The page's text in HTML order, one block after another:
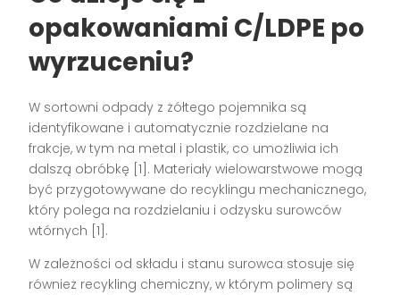
opakowaniami C/LDPE po
wyrzuceniu?
W sortowni odpady z żółtego pojemnika są
identyfikowane i automatycznie rozdzielane na
frakcje, w tym na metal i plastik, co umożliwia ich
dalszą obróbkę [1]. Materiały wielowarstwowe mogą
być przygotowywane do recyklingu mechanicznego,
który polega na rozdzielaniu i odzysku surowców
wtórnych [1].
W zależności od składu i stanu surowca stosuje się
również recykling chemiczny, w którym polimery są